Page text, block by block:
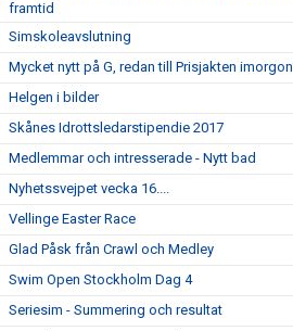
framtid
Simskoleavslutning
Mycket nytt på G, redan till Prisjakten imorgon
Helgen i bilder
Skånes Idrottsledarstipendie 2017
Medlemmar och intresserade - Nytt bad
Nyhetssvejpet vecka 16....
Vellinge Easter Race
Glad Påsk från Crawl och Medley
Swim Open Stockholm Dag 4
Seriesim - Summering och resultat